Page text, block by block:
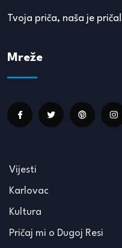
Tvoja priča, naša je priča!
Mreže
Vijesti
Karlovac
Kultura
Pričaj mi o Dugoj Resi